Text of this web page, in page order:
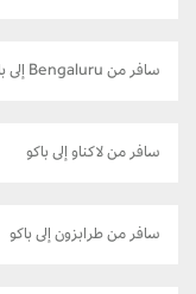
سافر من Bengaluru إلى باكو
سافر من لاكناو إلى باكو
سافر من طرابزون إلى باكو